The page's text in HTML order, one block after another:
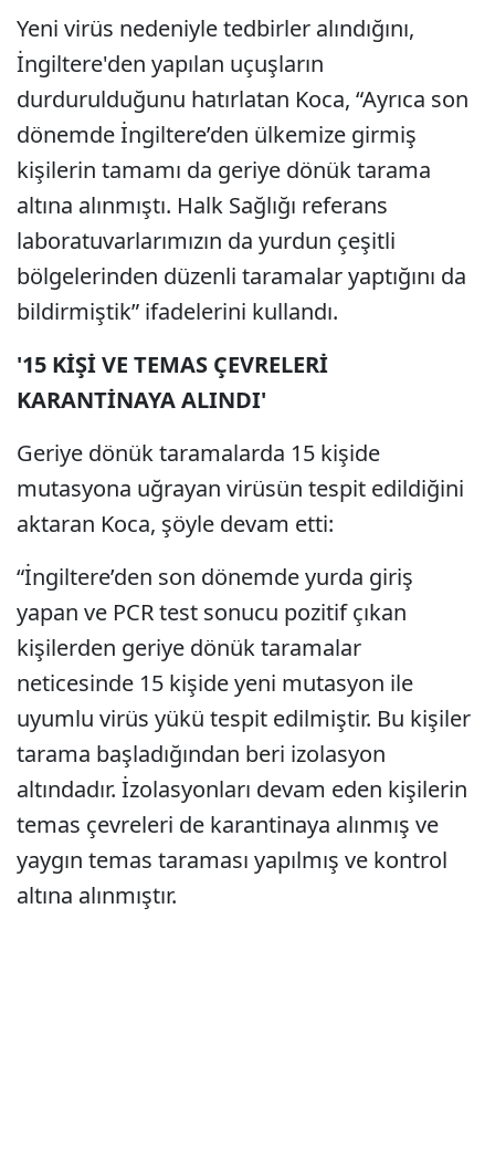
Yeni virüs nedeniyle tedbirler alındığını,
İngiltere'den yapılan uçuşların
durdurulduğunu hatırlatan Koca, “Ayrıca son
dönemde İngiltere’den ülkemize girmiş
kişilerin tamamı da geriye dönük tarama
altına alınmıştı. Halk Sağlığı referans
laboratuvarlarımızın da yurdun çeşitli
bölgelerinden düzenli taramalar yaptığını da
bildirmiştik” ifadelerini kullandı.
'15 KİŞİ VE TEMAS ÇEVRELERİ
KARANTİNAYA ALINDI'
Geriye dönük taramalarda 15 kişide
mutasyona uğrayan virüsün tespit edildiğini
aktaran Koca, şöyle devam etti:
“İngiltere’den son dönemde yurda giriş
yapan ve PCR test sonucu pozitif çıkan
kişilerden geriye dönük taramalar
neticesinde 15 kişide yeni mutasyon ile
uyumlu virüs yükü tespit edilmiştir. Bu kişiler
tarama başladığından beri izolasyon
altındadır. İzolasyonları devam eden kişilerin
temas çevreleri de karantinaya alınmış ve
yaygın temas taraması yapılmış ve kontrol
altına alınmıştır.